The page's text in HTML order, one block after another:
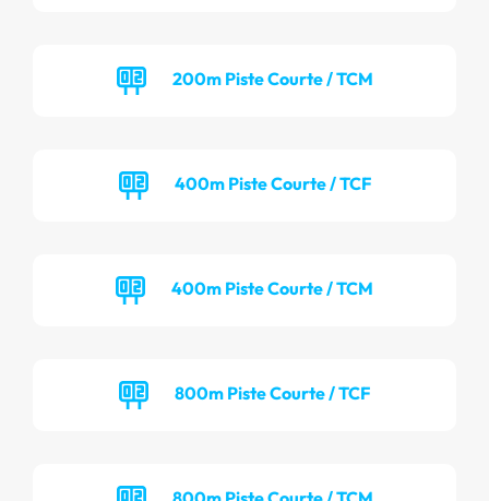
200m Piste Courte / TCM
400m Piste Courte / TCF
400m Piste Courte / TCM
800m Piste Courte / TCF